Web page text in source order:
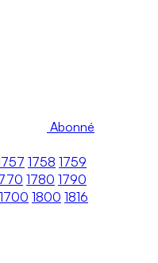
Abonné
1758 1759
1780 1790
1700 1800 1816